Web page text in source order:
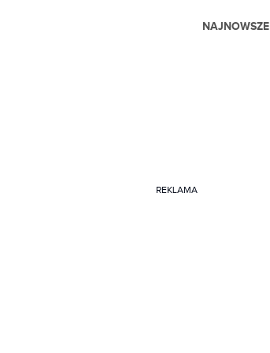
NAJNOWSZE
REKLAMA